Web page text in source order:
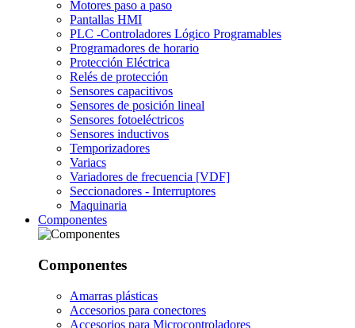
Motores paso a paso
Pantallas HMI
PLC -Controladores Lógico Programables
Programadores de horario
Protección Eléctrica
Relés de protección
Sensores capacitivos
Sensores de posición lineal
Sensores fotoeléctricos
Sensores inductivos
Temporizadores
Variacs
Variadores de frecuencia [VDF]
Seccionadores - Interruptores
Maquinaria
Componentes
Componentes
Amarras plásticas
Accesorios para conectores
Accesorios para Microcontroladores